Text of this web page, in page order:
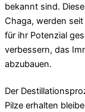
bekannt sind.
Chaga, werden
für ihr Potenzial
verbessern, das
abzubauen.
Der
Pilze erhalten